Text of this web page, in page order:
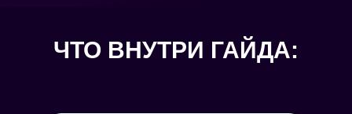
ЧТО ВНУТРИ ГАЙДА: